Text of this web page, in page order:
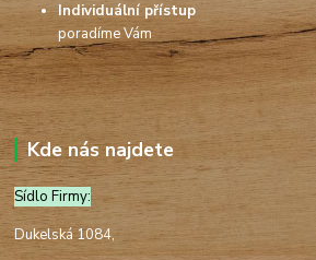
Individuální přístup
poradíme Vám
Kde nás najdete
Sídlo Firmy:
Dukelská 1084,